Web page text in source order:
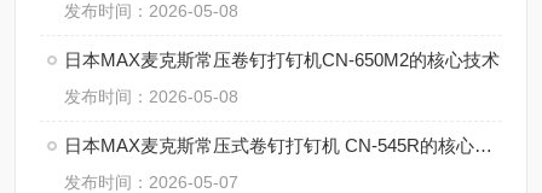
发布时间：2026-05-08
日本MAX麦克斯常压卷钉打钉机CN-650M2的核心技术
发布时间：2026-05-08
日本MAX麦克斯常压式卷钉打钉机 CN-545R的核心参数
发布时间：2026-05-07